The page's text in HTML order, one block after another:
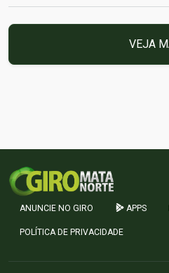
VEJA
ANUNCIE NO GIRO APPS
POLÍTICA DE PRIVACIDADE